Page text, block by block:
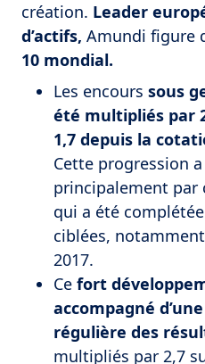
création. Leader
d’actifs, Amundi figure
10 mondial.
Les encours sous
été multipliés par
1,7 depuis la
Cette progression
principalement par
qui a été
ciblées,
2017.
Ce fort
accompagné
régulière des
multipliés par 2,7